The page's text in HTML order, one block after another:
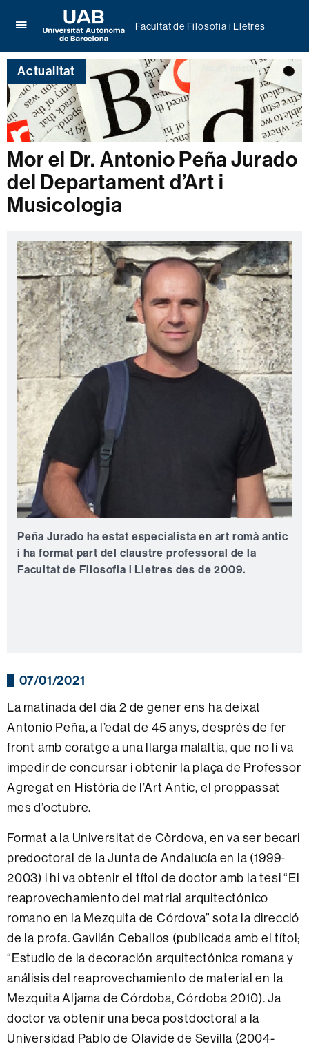
per
desplegar
el
menú
de
Facultat
de
Filosofia
Lletres
Universitat
Autònoma
de
Barcelona
Facultat de Filosofia i Lletres
Actualitat
Mor el Dr. Antonio Peña Jurado
del Departament d’Art i
Musicologia
Peña Jurado ha estat especialista en art romà antic
i ha format part del claustre professoral de la
Facultat de Filosofia i Lletres des de 2009.
07/01/2021
La matinada del dia 2 de gener ens ha deixat
Antonio Peña, a l’edat de 45 anys, després de fer
front amb coratge a una llarga malaltia, que no li va
impedir de concursar i obtenir la plaça de Professor
Agregat en Història de l’Art Antic, el proppassat
mes d’octubre.
Format a la Universitat de Còrdova, en va ser becari
predoctoral de la Junta de Andalucía en la (1999-
2003) i hi va obtenir el títol de doctor amb la tesi “El
reaprovechamiento del matrial arquitectónico
romano en la Mezquita de Córdova” sota la direcció
de la profa. Gavilán Ceballos (publicada amb el títol;
“Estudio de la decoración arquitectónica romana y
análisis del reaprovechamiento de material en la
Mezquita Aljama de Córdoba, Córdoba 2010). Ja
doctor va obtenir una beca postdoctoral a la
Universidad Pablo de Olavide de Sevilla (2004-